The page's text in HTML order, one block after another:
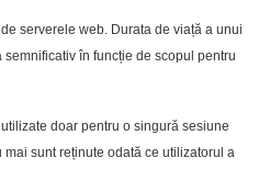
serverele web. Durata de viață a unui
în funcție de scopul pentru
doar pentru o singură sesiune
sunt reținute odată ce utilizatorul a